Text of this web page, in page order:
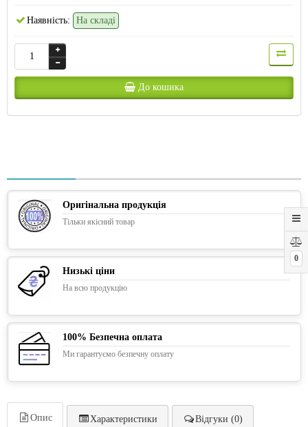
0
Наявність: На складі
До кошика
Оригінальна продукція
Тільки якісний товар
Низькі ціни
На всю продукцію
100% Безпечна оплата
Ми гарантуємо безпечну оплату
Опис Характеристики Відгуки (0)